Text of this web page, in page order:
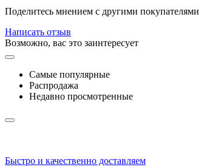
Поделитесь мнением с другими покупателями
Написать отзыв
Возможно, вас это заинтересует
Самые популярные
Распродажа
Недавно просмотренные
Быстро и качественно доставляем